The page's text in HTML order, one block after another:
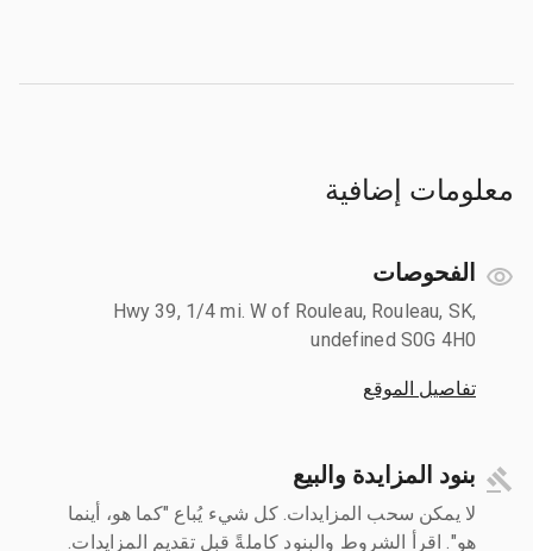
معلومات إضافية
الفحوصات
Hwy 39, 1/4 mi. W of Rouleau, Rouleau, SK,
undefined S0G 4H0
تفاصيل الموقع
بنود المزايدة والبيع
لا يمكن سحب المزايدات. كل شيء يُباع "كما هو، أينما
هو". اقرأ الشروط والبنود كاملةً قبل تقديم المزايدات.